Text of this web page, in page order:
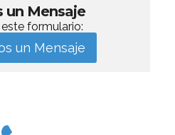
un Mensaje
formulario:
un Mensaje